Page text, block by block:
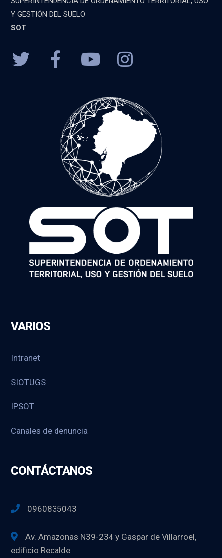
Y GESTIÓN DEL SUELO
SOT
VARIOS
Intranet
SIOTUGS
IPSOT
Canales de denuncia
CONTÁCTANOS
0960835043
Av. Amazonas N39-234 y Gaspar de Villarroel,
edificio Recalde